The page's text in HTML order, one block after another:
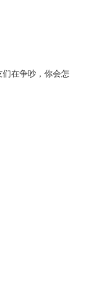
在争吵，你会怎